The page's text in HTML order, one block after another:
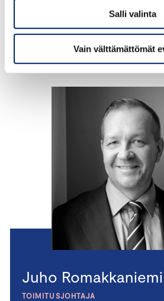
Salli valinta
Vain välttämättömät
läpi. Lyhyen tähtäimen tappiot ovat
verrattuna pitkän tähtäimen
Suomelle.
Juho Romakkaniemi
TOIMITUSJOHTAJA